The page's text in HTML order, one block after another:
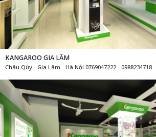
KANGAROO GIA LÂM
Châu Qùy - Gia Lâm - Hà Nội 0769047222 - 0988234718